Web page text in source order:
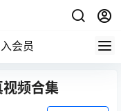
会员
频合集